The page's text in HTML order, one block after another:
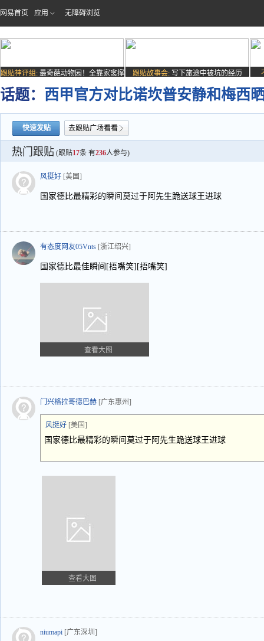
网易首页 应用 无障碍浏览
跟贴神评组: 最奇葩动物园！全靠家禽撑
场子
跟贴故事会: 写下旅途中被坑的经历
话题： 西甲官方对比诺坎普安静和梅西
快速发贴 去跟贴广场看看
热门跟贴 (跟贴17条 有236人参与)
风挺好 [美国]
国家德比最精彩的瞬间莫过于阿先生跪送球王进球
有态度网友05Vnts [浙江绍兴]
国家德比最佳瞬间[捂嘴笑][捂嘴笑]
查看大图
门兴格拉哥德巴赫 [广东惠州]
风挺好 [美国]
国家德比最精彩的瞬间莫过于阿先生跪送球王进球
查看大图
niumapi [广东深圳]